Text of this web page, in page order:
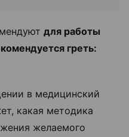
для работы
греть:
в медицинский
какая методика
желаемого